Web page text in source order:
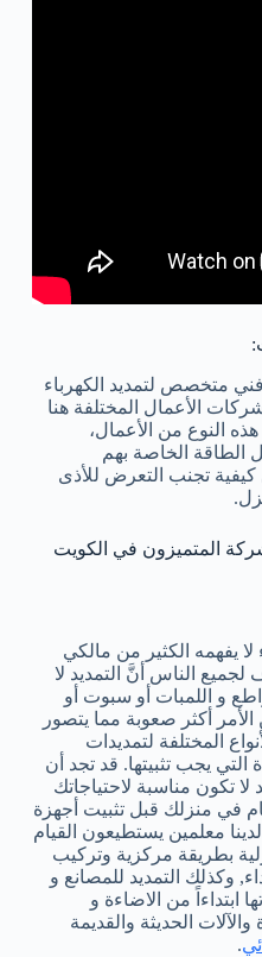
متخصص لتمديد الكهرباء
الأعمال المختلفة هنا
النوع من الأعمال،
الخاصة بهم
كيفية تجنب التعرض للأذى
المتميزون في الكويت
يفهمه الكثير من مالكي
الناس أنَّ التمديد لا
و اللمبات أو سبوت أو
أكثر صعوبة مما يتصور
المختلفة لتمديدات
التي يجب تثبيتها. قد تجد أن
لا تكون مناسبة لاحتياجاتك
في منزلك قبل تثبيت أجهزة
معلمين يستطيعون القيام
بطريقة مركزية وتركيب
وكذلك التمديد للمصانع و
ابتداءاً من الاضاءة و
الحديثة والقديمة
.